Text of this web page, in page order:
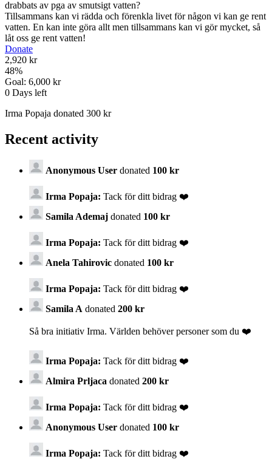
drabbats av pga av smutsigt vatten?
Tillsammans kan vi rädda och förenkla livet för någon vi kan ge rent
vatten. En kan inte göra allt men tillsammans kan vi gör mycket, så
låt oss ge rent vatten!
Donate
2,920 kr
48%
Goal: 6,000 kr
0 Days left
Irma Popaja donated 300 kr
Recent activity
Anonymous User donated 100 kr
Irma Popaja: Tack för ditt bidrag ❤️
Samila Ademaj donated 100 kr
Irma Popaja: Tack för ditt bidrag ❤️
Anela Tahirovic donated 100 kr
Irma Popaja: Tack för ditt bidrag ❤️
Samila A donated 200 kr
Så bra initiativ Irma. Världen behöver personer som du ❤️
Irma Popaja: Tack för ditt bidrag ❤️
Almira Prljaca donated 200 kr
Irma Popaja: Tack för ditt bidrag ❤️
Anonymous User donated 100 kr
Irma Popaja: Tack för ditt bidrag ❤️